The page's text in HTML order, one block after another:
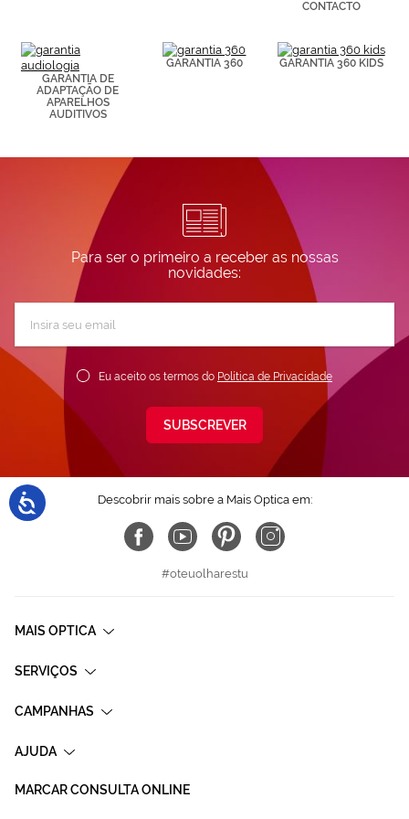
información en
nuestra
Política de
Cookies.
CONTACTO
GARANTIA DE
ADAPTAÇÃO DE
APARELHOS
AUDITIVOS
GARANTIA 360 GARANTIA 360 KIDS
Para ser o primeiro a receber as nossas
novidades:
Newsletter:
Eu aceito os termos do Política de Privacidade
SUBSCREVER
Descobrir mais sobre a Mais Optica em:
#oteuolharestu
MAIS OPTICA
SERVIÇOS
CAMPANHAS
AJUDA
MARCAR CONSULTA ONLINE